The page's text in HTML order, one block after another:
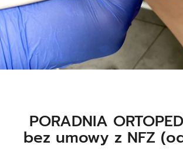
PORADNIA
bez umowy z NFZ